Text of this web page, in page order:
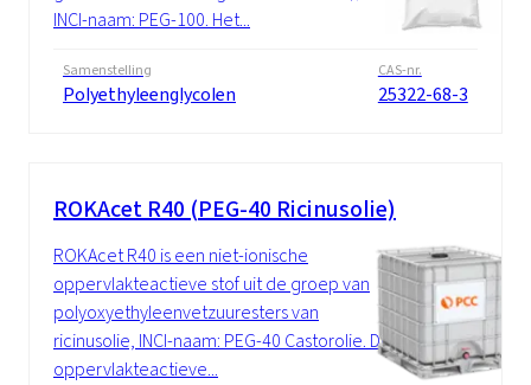
INCI-naam: PEG-100. Het...
Samenstelling
Polyethyleenglycolen
CAS-nr.
25322-68-3
ROKAcet R40 (PEG-40 Ricinusolie)
ROKAcet R40 is een niet-ionische
oppervlakteactieve stof uit de groep van
polyoxyethyleenvetzuuresters van
ricinusolie, INCI-naam: PEG-40 Castorolie. De
oppervlakteactieve...